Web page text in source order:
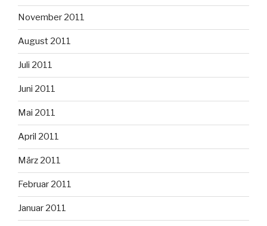
November 2011
August 2011
Juli 2011
Juni 2011
Mai 2011
April 2011
März 2011
Februar 2011
Januar 2011